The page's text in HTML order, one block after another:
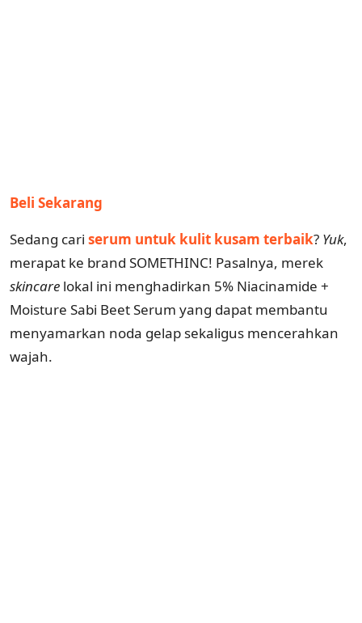
Beli Sekarang
Sedang cari serum untuk kulit kusam terbaik? Yuk,
merapat ke brand SOMETHINC! Pasalnya, merek
skincare lokal ini menghadirkan 5% Niacinamide +
Moisture Sabi Beet Serum yang dapat membantu
menyamarkan noda gelap sekaligus mencerahkan
wajah.